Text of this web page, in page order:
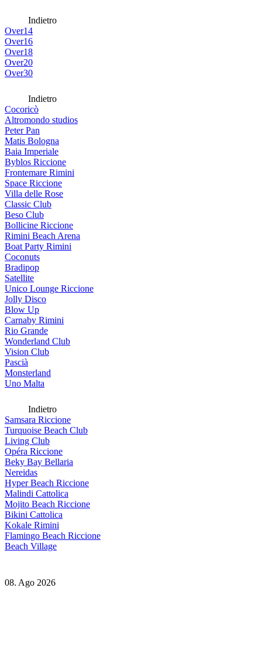
Indietro
Over14
Over16
Over18
Over20
Over30
Indietro
Cocoricò
Altromondo studios
Peter Pan
Matis Bologna
Baia Imperiale
Byblos Riccione
Frontemare Rimini
Space Riccione
Villa delle Rose
Classic Club
Beso Club
Bollicine Riccione
Rimini Beach Arena
Boat Party Rimini
Coconuts
Bradipop
Satellite
Unico Lounge Riccione
Jolly Disco
Blow Up
Carnaby Rimini
Rio Grande
Wonderland Club
Vision Club
Pascià
Monsterland
Uno Malta
Indietro
Samsara Riccione
Turquoise Beach Club
Living Club
Opéra Riccione
Beky Bay Bellaria
Nereidas
Hyper Beach Riccione
Malindi Cattolica
Mojito Beach Riccione
Bikini Cattolica
Kokale Rimini
Flamingo Beach Riccione
Beach Village
08. Ago 2026